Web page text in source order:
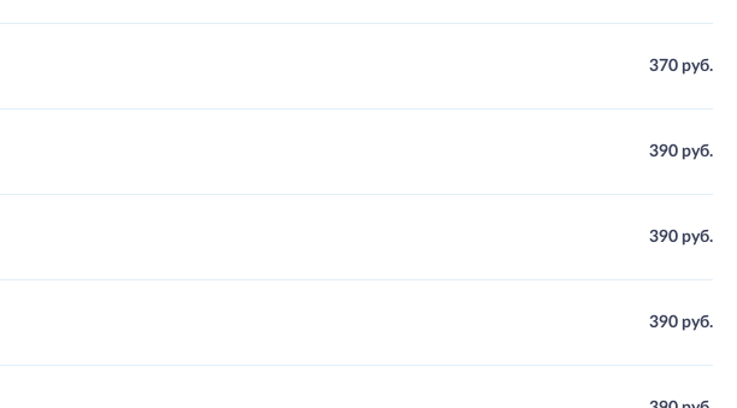
370 руб.
390 руб.
390 руб.
390 руб.